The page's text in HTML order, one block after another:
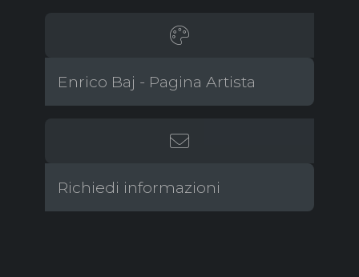
Enrico Baj - Pagina Artista
Richiedi informazioni